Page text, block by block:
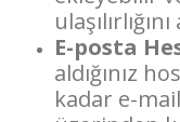
E-posta
aldığınız
kadar e-